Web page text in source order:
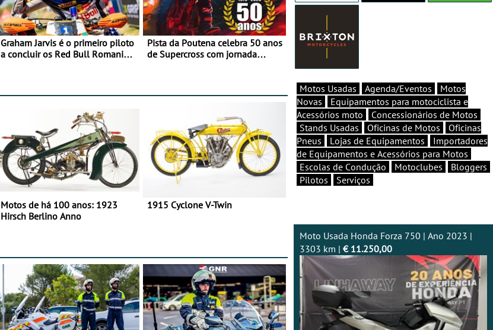
Graham Jarvis é o primeiro piloto
a concluir os Red Bull Romaniacs
Pista da Poutena celebra 50 anos
de Supercross com jornada
Motos de há 100 anos: 1923
Hirsch Berlino Anno
1915 Cyclone V-Twin
Motos Usadas Agenda/Eventos
Motos
Novas
Equipamentos para motociclista e
Acessórios moto
Concessionários de Motos
Stands Usadas
Oficinas de Motos
Oficinas
Pneus
Lojas de Equipamentos
Importadores
de Equipamentos e Acessórios para Motos
Escolas de Condução
Motoclubes
Bloggers
Pilotos
Serviços
Moto Usada Honda Forza 750 | Ano 2023 |
3303 km | € 11.250,00